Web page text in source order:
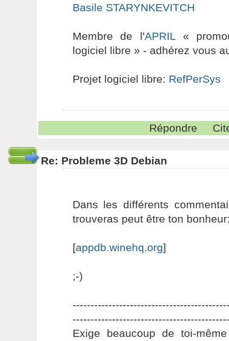
Basile STARYNKEVITCH
Membre de l'APRIL «
logiciel libre » - adhérez vous
Projet logiciel libre: RefPerSys
Répondre
Re: Probleme 3D Debian
Dans les différents
trouveras peut être ton
[appdb.winehq.org]
;-)
Exige beaucoup de toi-